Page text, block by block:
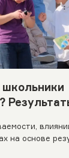
на основе